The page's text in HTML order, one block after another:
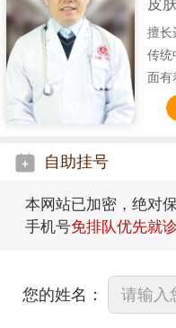
皮
擅长
传统
面有
自助挂号
本网站已加密，绝对
手机号免排队优先就
您的姓名：